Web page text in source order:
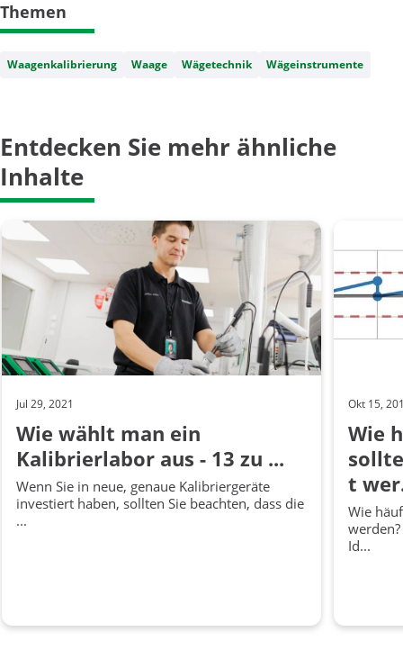
Themen
Waagenkalibrierung Waage Wägetechnik Wägeinstrumente
Entdecken Sie mehr ähnliche
Inhalte
Jul 29, 2021
Wie wählt man ein
Kalibrierlabor aus - 13 zu ...
Wenn Sie in neue, genaue Kalibriergeräte
investiert haben, sollten Sie beachten, dass die
...
Okt 15,
Wie
t
Wie
Id...